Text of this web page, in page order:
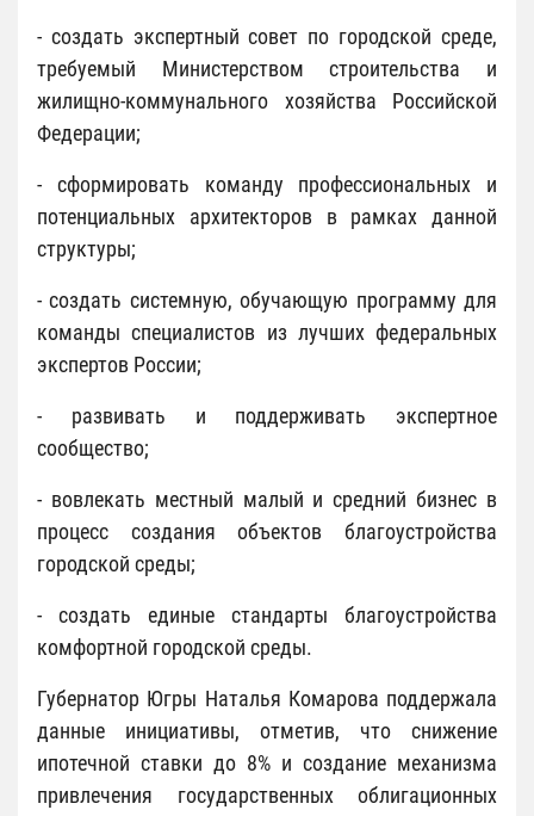
- создать экспертный совет по городской среде,
требуемый Министерством строительства и
жилищно-коммунального хозяйства Российской
Федерации;
- сформировать команду профессиональных и
потенциальных архитекторов в рамках данной
структуры;
- создать системную, обучающую программу для
команды специалистов из лучших федеральных
экспертов России;
- развивать и поддерживать экспертное
сообщество;
- вовлекать местный малый и средний бизнес в
процесс создания объектов благоустройства
городской среды;
- создать единые стандарты благоустройства
комфортной городской среды.
Губернатор Югры Наталья Комарова поддержала
данные инициативы, отметив, что снижение
ипотечной ставки до 8% и создание механизма
привлечения государственных облигационных